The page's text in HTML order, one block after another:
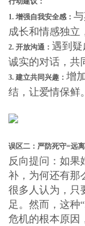
1. 增强自我安全感：
成长和情感独立
2. 开放沟通： 遇到
诚实的对话，共
3. 建立共同兴趣： 增
结，让爱情保鲜。
误区二：严防死守=远
反向提问：如果
补，为何还有那
很多人认为，只
足。然而，这种
危机的根本原因